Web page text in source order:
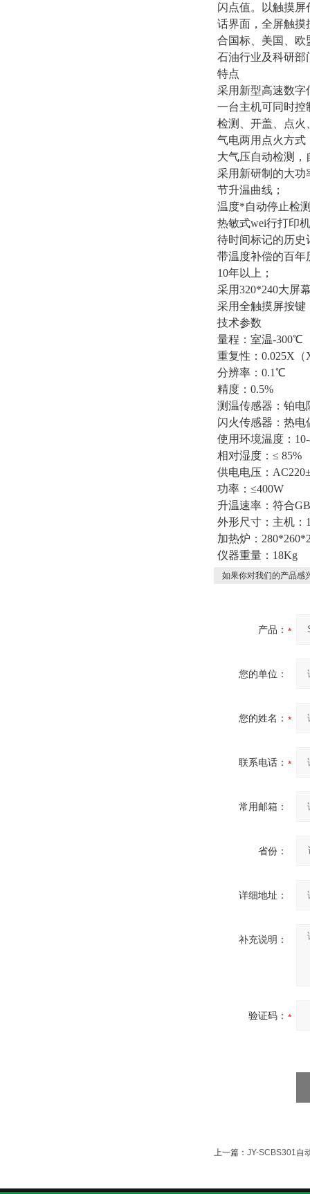
闪点值。以触摸
话界面，全屏触摸
合国标、美国、欧
石油行业及科研部
特点
采用新型高速数字
一台主机可同时控
检测、开盖、点火
气电两用点火方式
大气压自动检测
采用新研制的大功
节升温曲线；
温度*自动停止检
热敏式wei行打印
待时间标记的历史
带温度补偿的百年
10年以上；
采用320*240大屏
采用全触摸屏按键
技术参数
量程：室温-300℃
重复性：0.025X
分辨率：0.1℃
精度：0.5%
测温传感器：铂电
闪火传感器：热电
使用环境温度：
相对湿度：≤ 85%
供电电压：
功率：≤400W
升温速率：符合
外形尺寸：主机：
加热炉：
仪器重量：18Kg
如果你对我们的产品感
产品：
您的单位：
您的姓名：
联系电话：
常用邮箱：
省份：
详细地址：
补充说明：
验证码：
上一篇： JY-SCBS301自